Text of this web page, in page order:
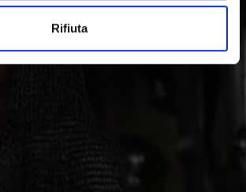
Rifiuta
musica.